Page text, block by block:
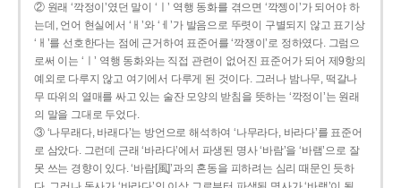
② 원래 ‘깍정이’였던 말이 ‘ㅣ’ 역행 동화를 겪으면 ‘깍젱이’가 되어야 하
는데, 언어 현실에서 ‘ㅐ’와 ‘ㅔ’가 발음으로 뚜렷이 구별되지 않고 표기상
‘ㅐ’를 선호한다는 점에 근거하여 표준어를 ‘깍쟁이’로 정하였다. 그럼으
로써 이는 ‘ㅣ’ 역행 동화와는 직접 관련이 없어진 표준어가 되어 제9항의
예외로 다루지 않고 여기에서 다루게 된 것이다. 그러나 밤나무, 떡갈나
무 따위의 열매를 싸고 있는 술잔 모양의 받침을 뜻하는 ‘깍정이’는 원래
의 말을 그대로 두었다.
③ ‘나무래다, 바래다’는 방언으로 해석하여 ‘나무라다, 바라다’를 표준어
로 삼았다. 그런데 근래 ‘바라다’에서 파생된 명사 ‘바람’을 ‘바램’으로 잘
못 쓰는 경향이 있다. ‘바람[風]’과의 혼동을 피하려는 심리 때문인 듯하